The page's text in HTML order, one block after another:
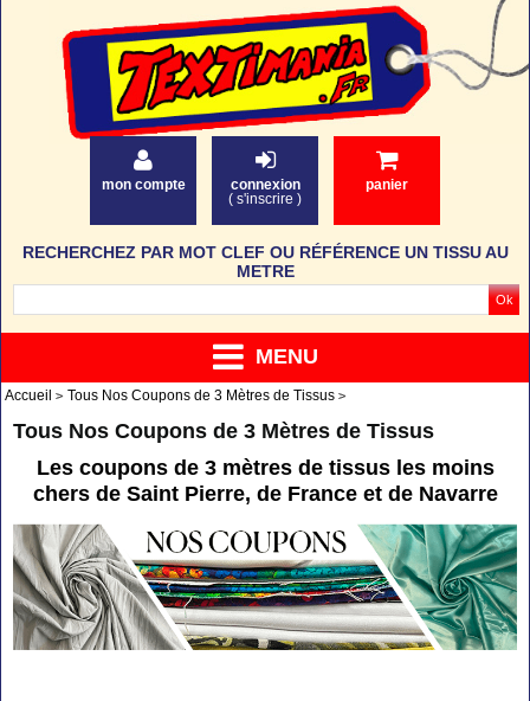
mon compte
connexion
( s'inscrire )
panier
MENU
RECHERCHEZ PAR MOT CLEF OU RÉFÉRENCE UN TISSU AU
METRE
Accueil Tous Nos Coupons de 3 Mètres de Tissus
Tous Nos Coupons de 3 Mètres de Tissus
Les coupons de 3 mètres de tissus les moins
chers de Saint Pierre, de France et de Navarre